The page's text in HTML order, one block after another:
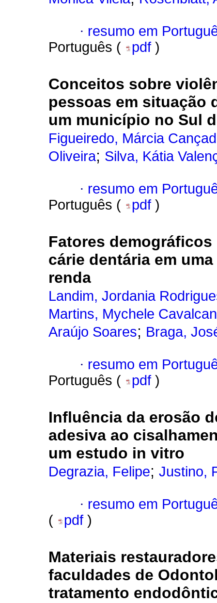
· resumo em
Português (
pdf )
Conceitos sobre
pessoas em situação
um município no Sul
Figueiredo, Márcia
Oliveira; Silva, Kátia
· resumo em
Português (
pdf )
Fatores
cárie dentária em
renda
Landim, Jordania
Martins, Mychele
Araújo Soares; Braga,
· resumo em
Português (
pdf )
Influência da erosão
adesiva ao
um estudo in vitro
Degrazia, Felipe; Justino,
· resumo em
(
pdf )
Materiais
faculdades de
tratamento